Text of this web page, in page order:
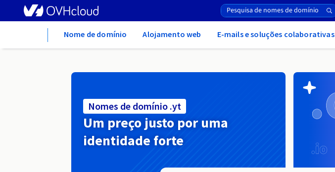
Nome de domínio Alojamento web E-mails e soluções colaborativas
Nomes de domínio .yt
Um preço justo por uma
identidade forte